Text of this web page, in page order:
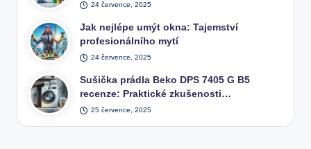
24 července, 2025
Jak nejlépe umýt okna: Tajemství
profesionálního mytí
24 července, 2025
Sušička prádla Beko DPS 7405 G B5
recenze: Praktické zkušenosti…
25 července, 2025